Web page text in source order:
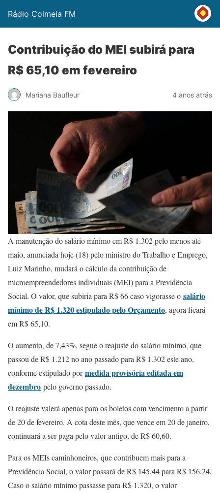
Rádio Colmeia FM
Contribuição do MEI subirá para
R$ 65,10 em fevereiro
Mariana Baufleur 4 anos atrás
A manutenção do salário mínimo em R$ 1.302 pelo menos até
maio, anunciada hoje (18) pelo ministro do Trabalho e Emprego,
Luiz Marinho, mudará o cálculo da contribuição de
microempreendedores individuais (MEI) para a Previdência
Social. O valor, que subiria para R$ 66 caso vigorasse o salário
mínimo de R$ 1.320 estipulado pelo Orçamento, agora ficará
em R$ 65,10.
O aumento, de 7,43%, segue o reajuste do salário mínimo, que
passou de R$ 1.212 no ano passado para R$ 1.302 este ano,
conforme estipulado pormedida provisória editada em
dezembro pelo governo passado.
O reajuste valerá apenas para os boletos com vencimento a partir
de 20 de fevereiro. A cota deste mês, que vence em 20 de janeiro,
continuará a ser paga pelo valor antigo, de R$ 60,60.
Para os MEIs caminhoneiros, que contribuem mais para a
Previdência Social, o valor passará de R$ 145,44 para R$ 156,24.
Caso o salário mínimo passasse para R$ 1.320, o valor